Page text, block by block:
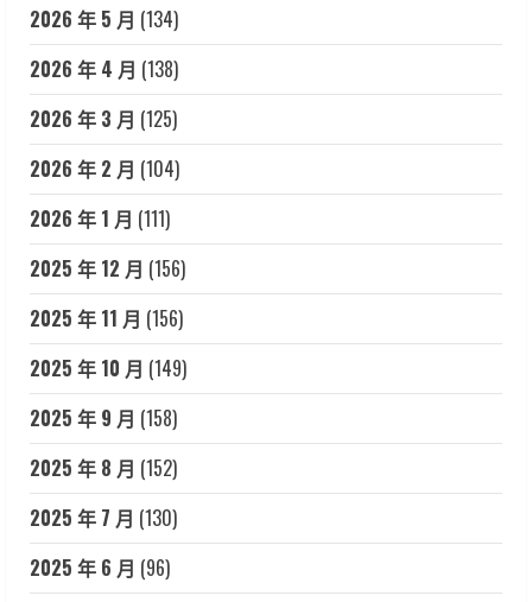
2026 年 5 月 (134)
2026 年 4 月 (138)
2026 年 3 月 (125)
2026 年 2 月 (104)
2026 年 1 月 (111)
2025 年 12 月 (156)
2025 年 11 月 (156)
2025 年 10 月 (149)
2025 年 9 月 (158)
2025 年 8 月 (152)
2025 年 7 月 (130)
2025 年 6 月 (96)